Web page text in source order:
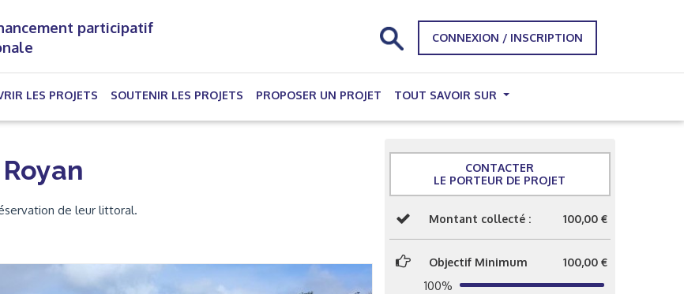
participatif
CONNEXION / INSCRIPTION
LES PROJETS (CURRENT)
SOUTENIR LES PROJETS PROPOSER UN PROJET TOUT SAVOIR SUR
de leur littoral.
CONTACTER
LE PORTEUR DE PROJET
Montant collecté : 100,00 €
Objectif Minimum 100,00 €
100%